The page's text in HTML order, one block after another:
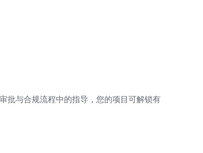
批与合规流程中的指导，您的项目可解锁有